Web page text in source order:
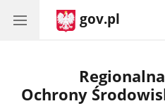
gov.pl
Ochrony